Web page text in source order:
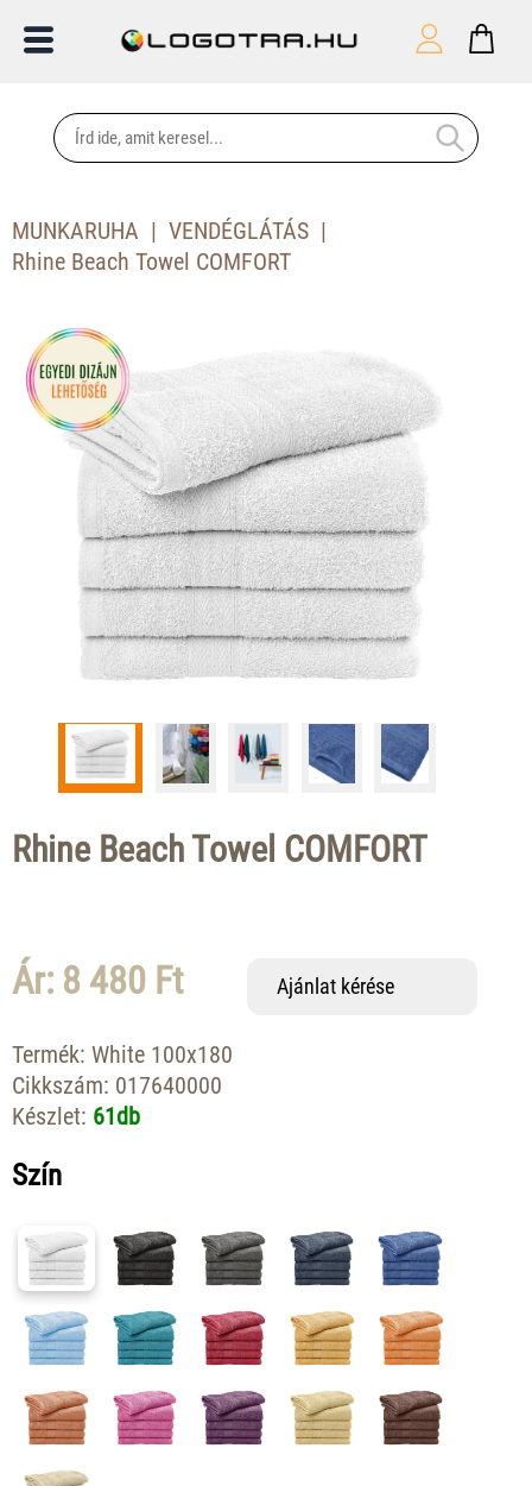
MUNKARUHA
VENDÉGLÁTÁS
Rhine Beach Towel COMFORT
Rhine Beach Towel COMFORT
Ár: 8 480 Ft Ajánlat kérése
Termék: White 100x180
Cikkszám: 017640000
Készlet: 61db
Szín